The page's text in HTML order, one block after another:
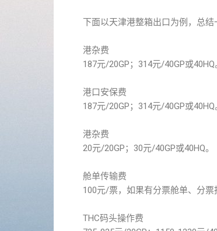
下面以天津港整箱出口为例，总结
港杂费
187元/20GP；314元/40GP或
港口安保费
187元/20GP；314元/40GP或
港杂费
20元/20GP；30元/40GP或40HQ。
舱单传输费
100元/票，如果有分票舱单、分
THC码头操作费